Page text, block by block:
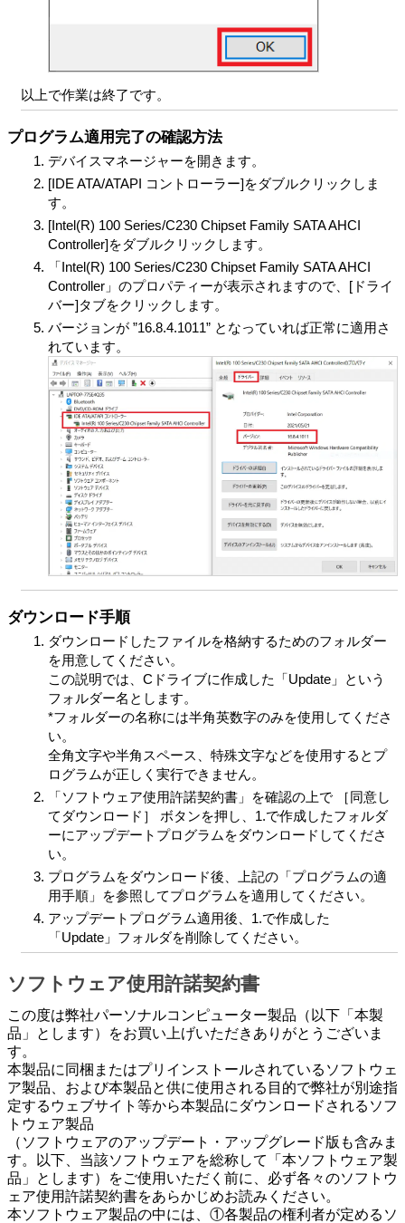
以上で作業は終了です。
プログラム適用完了の確認方法
デバイスマネージャーを開きます。
[IDE ATA/ATAPI コントローラー]をダブルクリックしま
す。
[Intel(R) 100 Series/C230 Chipset Family SATA AHCI
Controller]をダブルクリックします。
「Intel(R) 100 Series/C230 Chipset Family SATA AHCI
Controller」のプロパティーが表示されますので、[ドライ
バー]タブをクリックします。
バージョンが ”16.8.4.1011” となっていれば正常に適用さ
れています。
ダウンロード手順
ダウンロードしたファイルを格納するためのフォルダー
を用意してください。
この説明では、Cドライブに作成した「Update」という
フォルダー名とします。
*フォルダーの名称には半角英数字のみを使用してくださ
い。
全角文字や半角スペース、特殊文字などを使用するとプ
ログラムが正しく実行できません。
「ソフトウェア使用許諾契約書」を確認の上で ［同意し
てダウンロード］ ボタンを押し、1.で作成したフォルダ
ーにアップデートプログラムをダウンロードしてくださ
い。
プログラムをダウンロード後、上記の「プログラムの適
用手順」を参照してプログラムを適用してください。
アップデートプログラム適用後、1.で作成した
「Update」フォルダを削除してください。
ソフトウェア使用許諾契約書
この度は弊社パーソナルコンピューター製品（以下「本製
品」とします）をお買い上げいただきありがとうございま
す。
本製品に同梱またはプリインストールされているソフトウェ
ア製品、および本製品と供に使用される目的で弊社が別途指
定するウェブサイト等から本製品にダウンロードされるソフ
トウェア製品
（ソフトウェアのアップデート・アップグレード版も含みま
す。以下、当該ソフトウェアを総称して「本ソフトウェア製
品」とします）をご使用いただく前に、必ず各々のソフトウ
ェア使用許諾契約書をあらかじめお読みください。
本ソフトウェア製品の中には、①各製品の権利者が定めるソ